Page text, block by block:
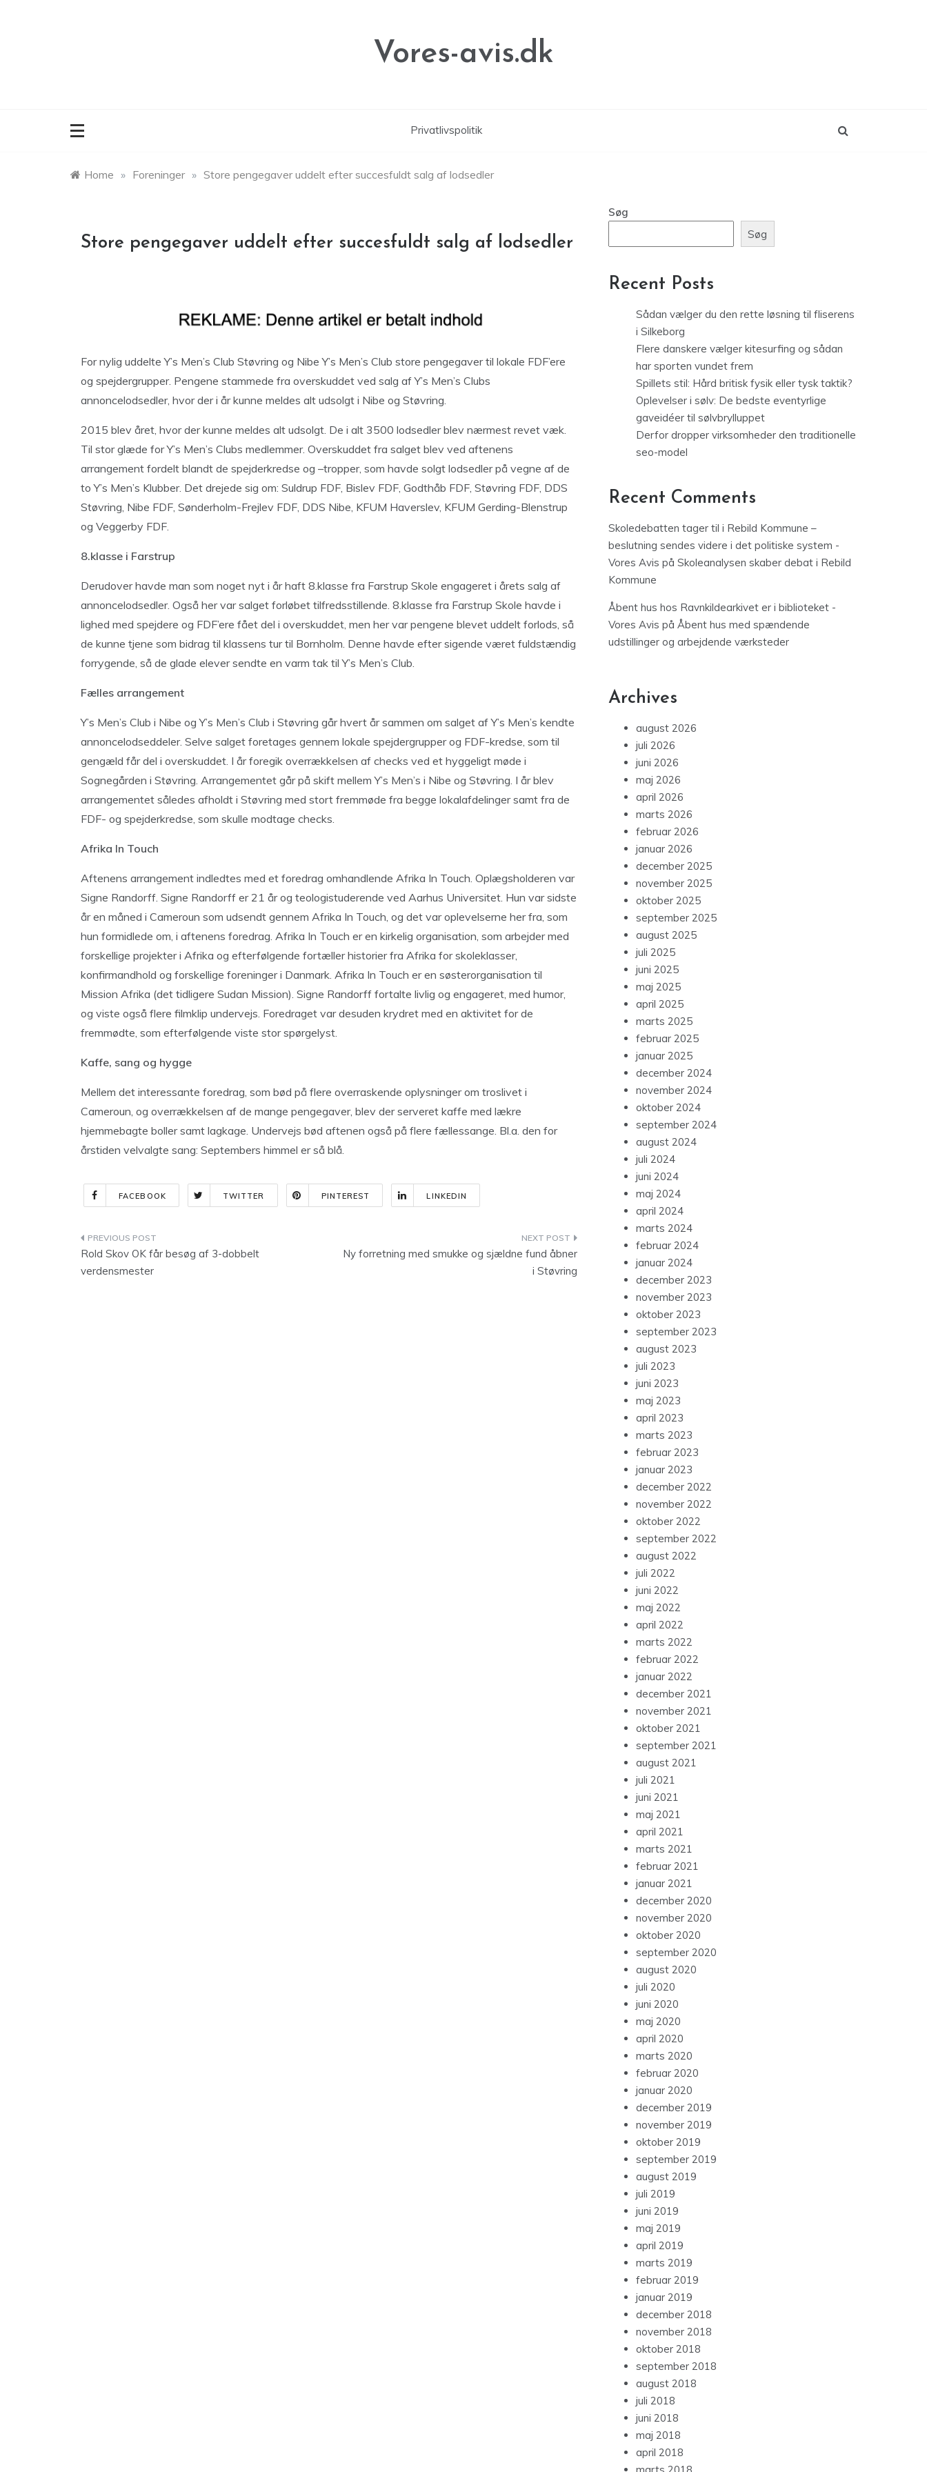
Vores-avis.dk
Privatlivspolitik
Home » Foreninger » Store pengegaver uddelt efter succesfuldt salg af lodsedler
Store pengegaver uddelt efter succesfuldt salg af lodsedler
For nylig uddelte Y’s Men’s Club Støvring og Nibe Y’s Men’s Club store pengegaver til lokale FDF’ere
og spejdergrupper. Pengene stammede fra overskuddet ved salg af Y’s Men’s Clubs
annoncelodsedler, hvor der i år kunne meldes alt udsolgt i Nibe og Støvring.
2015 blev året, hvor der kunne meldes alt udsolgt. De i alt 3500 lodsedler blev nærmest revet væk.
Til stor glæde for Y’s Men’s Clubs medlemmer. Overskuddet fra salget blev ved aftenens
arrangement fordelt blandt de spejderkredse og –tropper, som havde solgt lodsedler på vegne af de
to Y’s Men’s Klubber. Det drejede sig om: Suldrup FDF, Bislev FDF, Godthåb FDF, Støvring FDF, DDS
Støvring, Nibe FDF, Sønderholm-Frejlev FDF, DDS Nibe, KFUM Haverslev, KFUM Gerding-Blenstrup
og Veggerby FDF.
8.klasse i Farstrup
Derudover havde man som noget nyt i år haft 8.klasse fra Farstrup Skole engageret i årets salg af
annoncelodsedler. Også her var salget forløbet tilfredsstillende. 8.klasse fra Farstrup Skole havde i
lighed med spejdere og FDF’ere fået del i overskuddet, men her var pengene blevet uddelt forlods, så
de kunne tjene som bidrag til klassens tur til Bornholm. Denne havde efter sigende været fuldstændig
forrygende, så de glade elever sendte en varm tak til Y’s Men’s Club.
Fælles arrangement
Y’s Men’s Club i Nibe og Y’s Men’s Club i Støvring går hvert år sammen om salget af Y’s Men’s kendte
annoncelodseddeler. Selve salget foretages gennem lokale spejdergrupper og FDF-kredse, som til
gengæld får del i overskuddet. I år foregik overrækkelsen af checks ved et hyggeligt møde i
Sognegården i Støvring. Arrangementet går på skift mellem Y’s Men’s i Nibe og Støvring. I år blev
arrangementet således afholdt i Støvring med stort fremmøde fra begge lokalafdelinger samt fra de
FDF- og spejderkredse, som skulle modtage checks.
Afrika In Touch
Aftenens arrangement indledtes med et foredrag omhandlende Afrika In Touch. Oplægsholderen var
Signe Randorff. Signe Randorff er 21 år og teologistuderende ved Aarhus Universitet. Hun var sidste
år en måned i Cameroun som udsendt gennem Afrika In Touch, og det var oplevelserne her fra, som
hun formidlede om, i aftenens foredrag. Afrika In Touch er en kirkelig organisation, som arbejder med
forskellige projekter i Afrika og efterfølgende fortæller historier fra Afrika for skoleklasser,
konfirmandhold og forskellige foreninger i Danmark. Afrika In Touch er en søsterorganisation til
Mission Afrika (det tidligere Sudan Mission). Signe Randorff fortalte livlig og engageret, med humor,
og viste også flere filmklip undervejs. Foredraget var desuden krydret med en aktivitet for de
fremmødte, som efterfølgende viste stor spørgelyst.
Kaffe, sang og hygge
Mellem det interessante foredrag, som bød på flere overraskende oplysninger om troslivet i
Cameroun, og overrækkelsen af de mange pengegaver, blev der serveret kaffe med lækre
hjemmebagte boller samt lagkage. Undervejs bød aftenen også på flere fællessange. Bl.a. den for
årstiden velvalgte sang: Septembers himmel er så blå.
FACEBOOK TWITTER PINTEREST LINKEDIN
Indlægsnavigation
Rold Skov OK får besøg af 3-dobbelt
verdensmester
Ny forretning med smukke og sjældne fund åbner
i Støvring
Søg
Søg
Recent Posts
Sådan vælger du den rette løsning til fliserens
i Silkeborg
Flere danskere vælger kitesurfing og sådan
har sporten vundet frem
Spillets stil: Hård britisk fysik eller tysk taktik?
Oplevelser i sølv: De bedste eventyrlige
gaveidéer til sølvbrylluppet
Derfor dropper virksomheder den traditionelle
seo-model
Recent Comments
Skoledebatten tager til i Rebild Kommune –
beslutning sendes videre i det politiske system -
Vores Avis på Skoleanalysen skaber debat i Rebild
Kommune
Åbent hus hos Ravnkildearkivet er i biblioteket -
Vores Avis på Åbent hus med spændende
udstillinger og arbejdende værksteder
Archives
august 2026
juli 2026
juni 2026
maj 2026
april 2026
marts 2026
februar 2026
januar 2026
december 2025
november 2025
oktober 2025
september 2025
august 2025
juli 2025
juni 2025
maj 2025
april 2025
marts 2025
februar 2025
januar 2025
december 2024
november 2024
oktober 2024
september 2024
august 2024
juli 2024
juni 2024
maj 2024
april 2024
marts 2024
februar 2024
januar 2024
december 2023
november 2023
oktober 2023
september 2023
august 2023
juli 2023
juni 2023
maj 2023
april 2023
marts 2023
februar 2023
januar 2023
december 2022
november 2022
oktober 2022
september 2022
august 2022
juli 2022
juni 2022
maj 2022
april 2022
marts 2022
februar 2022
januar 2022
december 2021
november 2021
oktober 2021
september 2021
august 2021
juli 2021
juni 2021
maj 2021
april 2021
marts 2021
februar 2021
januar 2021
december 2020
november 2020
oktober 2020
september 2020
august 2020
juli 2020
juni 2020
maj 2020
april 2020
marts 2020
februar 2020
januar 2020
december 2019
november 2019
oktober 2019
september 2019
august 2019
juli 2019
juni 2019
maj 2019
april 2019
marts 2019
februar 2019
januar 2019
december 2018
november 2018
oktober 2018
september 2018
august 2018
juli 2018
juni 2018
maj 2018
april 2018